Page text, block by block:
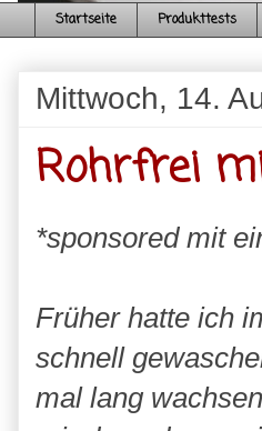
Startseite Produkttests
Mittwoch, 14.
Rohrfrei
*sponsored mit
Früher hatte ich
schnell
mal lang